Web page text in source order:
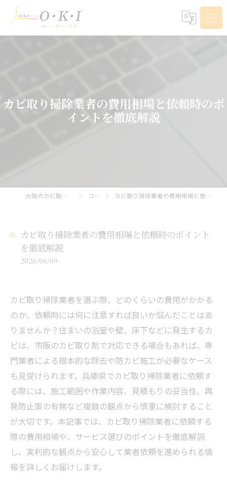
カビ取り掃除業者の費用相場と依頼時のポ
イントを徹底解説
大阪のカビ取りならO・K・I コラム カビ取り掃除業者の費用相場と依頼時のポイントを徹底解説
カビ取り掃除業者の費用相場と依頼時のポイント
を徹底解説
2026/06/09
カビ取り掃除業者を選ぶ際、どのくらいの費用がかかる
のか、依頼時には何に注意すれば良いか悩んだことはあ
りませんか？住まいの浴室や壁、床下などに発生するカ
ビは、市販のカビ取り剤で対応できる場合もあれば、専
門業者による根本的な除去や防カビ施工が必要なケース
も見受けられます。兵庫県でカビ取り掃除業者に依頼す
る際には、施工範囲や作業内容、見積もりの妥当性、再
発防止策の有無など複数の観点から慎重に検討すること
が大切です。本記事では、カビ取り掃除業者に依頼する
際の費用相場や、サービス選びのポイントを徹底解説
し、実利的な観点から安心して業者依頼を進められる情
報を詳しくお届けします。